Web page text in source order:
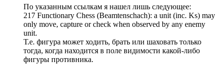
По указанным ссылкам я нашел лишь следующее:
217 Functionary Chess (Beamtenschach): a unit (inc. Ks) may
only move, capture or check when observed by any enemy
unit.
Т.е. фигура может ходить, брать или шаховать только
тогда, когда находится в поле видимости какой-либо
фигуры противника.